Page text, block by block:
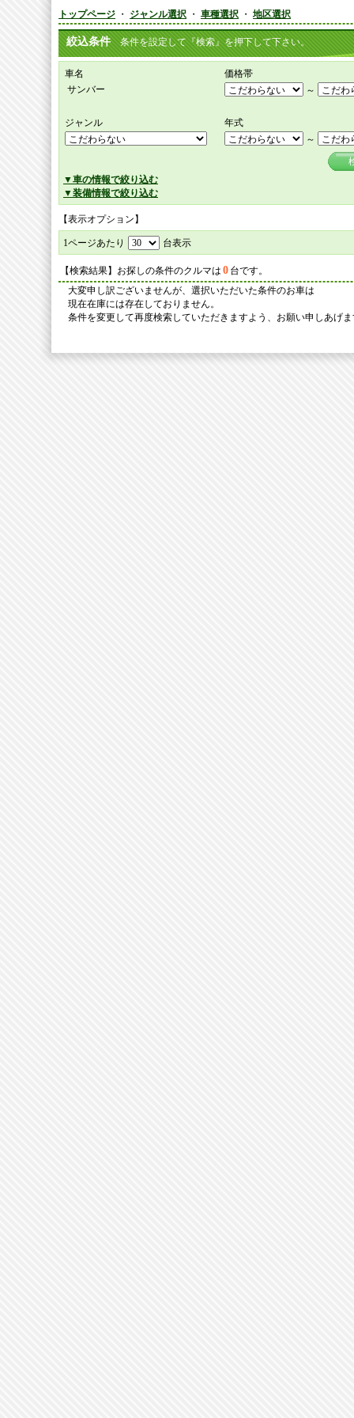
トップページ ・ ジャンル選択 ・ 車種選択 ・ 地区選択
絞込条件 条件を設定して『検索』を押下して下さい。
車名
価格帯
サンバー
～
ジャンル
年式
～
▼車の情報で絞り込む
▼装備情報で絞り込む
【表示オプション】
1ページあたり 台表示
【検索結果】お探しの条件のクルマは 0 台です。
大変申し訳ございませんが、選択いただいた条件のお車は
現在在庫には存在しておりません。
条件を変更して再度検索していただきますよう、お願い申しあげ